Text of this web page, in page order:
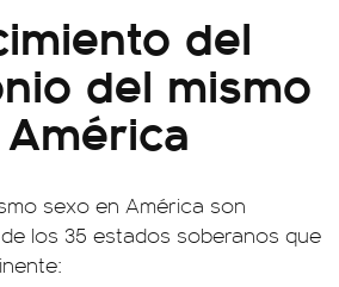
del
del mismo
sexo en América son
los 35 estados soberanos que